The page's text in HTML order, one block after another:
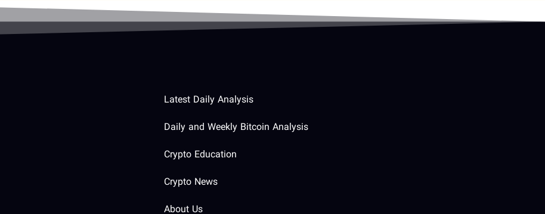
Latest Daily Analysis
Daily and Weekly Bitcoin Analysis
Crypto Education
Crypto News
About Us